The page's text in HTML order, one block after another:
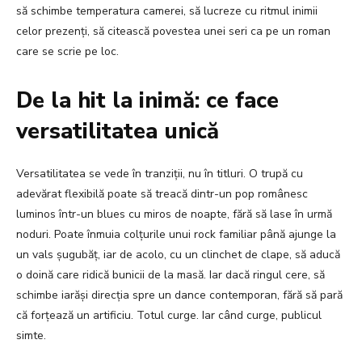
să schimbe temperatura camerei, să lucreze cu ritmul inimii
celor prezenți, să citească povestea unei seri ca pe un roman
care se scrie pe loc.
De la hit la inimă: ce face
versatilitatea unică
Versatilitatea se vede în tranziții, nu în titluri. O trupă cu
adevărat flexibilă poate să treacă dintr-un pop românesc
luminos într-un blues cu miros de noapte, fără să lase în urmă
noduri. Poate înmuia colțurile unui rock familiar până ajunge la
un vals șugubăț, iar de acolo, cu un clinchet de clape, să aducă
o doină care ridică bunicii de la masă. Iar dacă ringul cere, să
schimbe iarăși direcția spre un dance contemporan, fără să pară
că forțează un artificiu. Totul curge. Iar când curge, publicul
simte.